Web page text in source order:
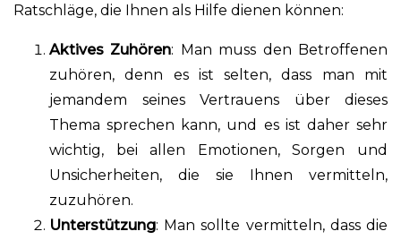
Ratschläge, die Ihnen als Hilfe dienen können:
Aktives Zuhören: Man muss den Betroffenen
zuhören, denn es ist selten, dass man mit
jemandem seines Vertrauens über dieses
Thema sprechen kann, und es ist daher sehr
wichtig, bei allen Emotionen, Sorgen und
Unsicherheiten, die sie Ihnen vermitteln,
zuzuhören.
Unterstützung: Man sollte vermitteln, dass die